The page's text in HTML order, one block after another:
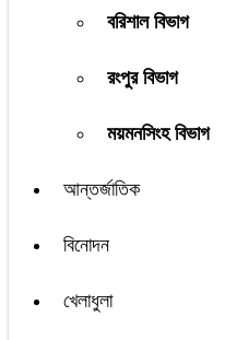
বরিশাল বিভাগ
রংপুর বিভাগ
ময়মনসিংহ বিভাগ
আন্তর্জাতিক
বিনোদন
খেলাধুলা